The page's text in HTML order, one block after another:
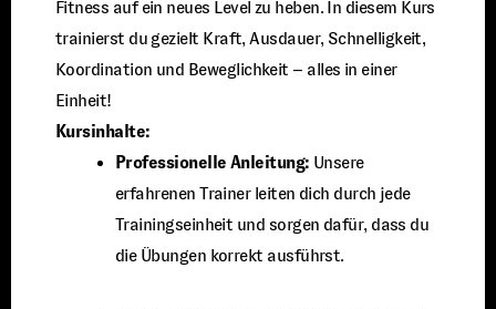
Fitness auf ein neues Level zu heben. In diesem Kurs
trainierst du gezielt Kraft, Ausdauer, Schnelligkeit,
Koordination und Beweglichkeit – alles in einer
Einheit!
Kursinhalte:
Professionelle Anleitung: Unsere
erfahrenen Trainer leiten dich durch jede
Trainingseinheit und sorgen dafür, dass du
die Übungen korrekt ausführst.